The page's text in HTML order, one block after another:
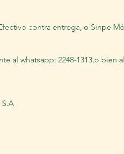
contra entrega, o Sinpe
al whatsapp: 2248-1313.o bien
S.A